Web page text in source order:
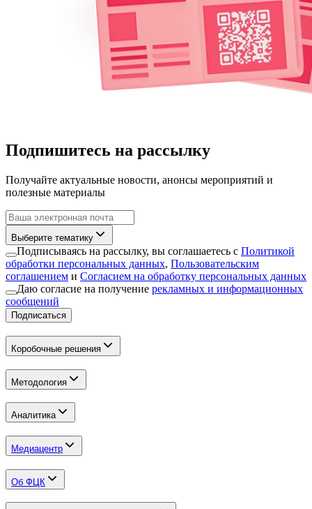
Подпишитесь на рассылку
Получайте актуальные новости, анонсы мероприятий и
полезные материалы
Выберите тематику
Подписываясь на рассылку, вы соглашаетесь с Политикой
обработки персональных данных, Пользовательским
соглашением и Согласием на обработку персональных данных
Даю согласие на получение рекламных и информационных
сообщений
Подписаться
Коробочные решения
Методология
Аналитика
Медиацентр
Об ФЦК